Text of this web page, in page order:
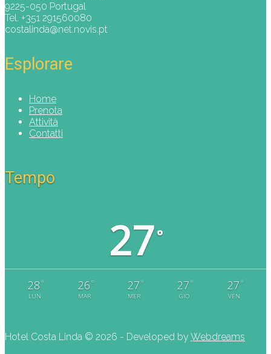
9225-050 Portugal
Tel. +351 291560080
costalinda@net.novis.pt
Esplorare
Home
Prenota
Attività
Contatti
Tempo
27°
28 °
LUN
26 °
MAR
27 °
MER
27 °
GIO
27 °
VEN
Hotel Costa Linda © 2026 - Developed by Webdreams